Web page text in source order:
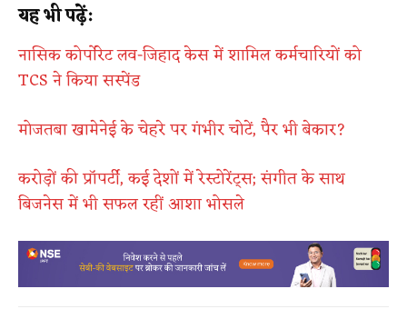
यह भी पढ़ें:
नासिक कोर्पोरेट लव-जिहाद केस में शामिल कर्मचारियों को
TCS ने किया सस्पेंड
मोजतबा खामेनेई के चेहरे पर गंभीर चोटें, पैर भी बेकार?
करोड़ों की प्रॉपर्टी, कई देशों में रेस्टोरेंट्स; संगीत के साथ
बिजनेस में भी सफल रहीं आशा भोसले